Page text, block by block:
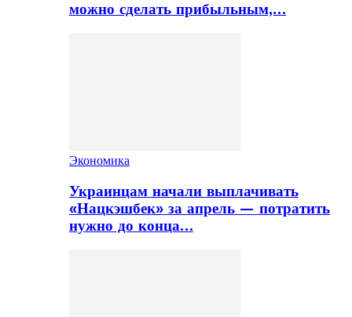
можно сделать прибыльным,…
Экономика
Украинцам начали выплачивать
«Нацкэшбек» за апрель — потратить
нужно до конца…